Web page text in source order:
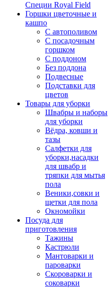
Специи Royal Field
Горшки цветочные и
кашпо
С автополивом
С посадочным
горшком
С поддоном
Без поддона
Подвесные
Подставки для
цветов
Товары для уборки
Швабры и наборы
для уборки
Вёдра, ковши и
тазы
Салфетки для
уборки,насадки
для швабр и
тряпки для мытья
пола
Веники,совки и
щетки для пола
Окномойки
Посуда для
приготовления
Тажины
Кастрюли
Мантоварки и
пароварки
Скороварки и
соковарки